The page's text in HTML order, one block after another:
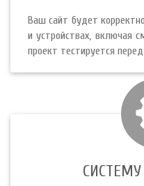
Ваш сайт будет
и устройствах, включая
проект тестируется